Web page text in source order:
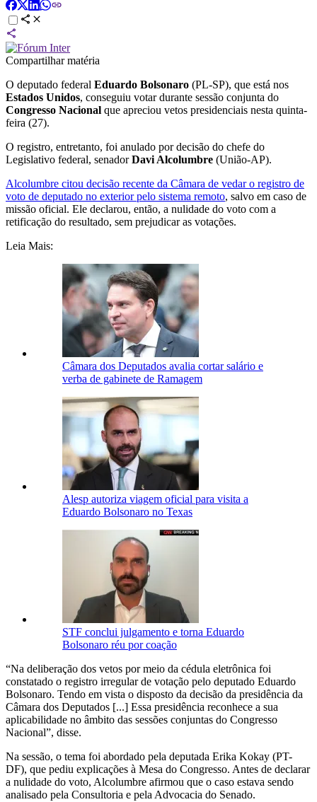
Compartilhar matéria
O deputado federal Eduardo Bolsonaro (PL-SP), que está nos
Estados Unidos, conseguiu votar durante sessão conjunta do
Congresso Nacional que apreciou vetos presidenciais nesta quinta-
feira (27).
O registro, entretanto, foi anulado por decisão do chefe do
Legislativo federal, senadorDavi Alcolumbre (União-AP).
Alcolumbre citou decisão recente da Câmara de vedar o registro de
voto de deputado no exterior pelo sistema remoto, salvo em caso de
missão oficial. Ele declarou, então, a nulidade do voto com a
retificação do resultado, sem prejudicar as votações.
Leia Mais:
Câmara dos Deputados avalia cortar salário e
verba de gabinete de Ramagem
Alesp autoriza viagem oficial para visita a
Eduardo Bolsonaro no Texas
STF conclui julgamento e torna Eduardo
Bolsonaro réu por coação
“Na deliberação dos vetos por meio da cédula eletrônica foi
constatado o registro irregular de votação pelo deputado Eduardo
Bolsonaro. Tendo em vista o disposto da decisão da presidência da
Câmara dos Deputados [...] Essa presidência reconhece a sua
aplicabilidade no âmbito das sessões conjuntas do Congresso
Nacional”, disse.
Na sessão, o tema foi abordado pela deputada Erika Kokay (PT-
DF), que pediu explicações à Mesa do Congresso. Antes de declarar
a nulidade do voto, Alcolumbre afirmou que o caso estava sendo
analisado pela Consultoria e pela Advocacia do Senado.